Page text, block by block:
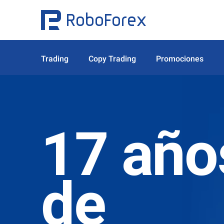
Trading Copy Trading Promociones
17
de